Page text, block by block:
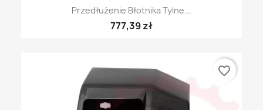
Przedłużenie Błotnika Tylne...
777,39 zł
favorite_border